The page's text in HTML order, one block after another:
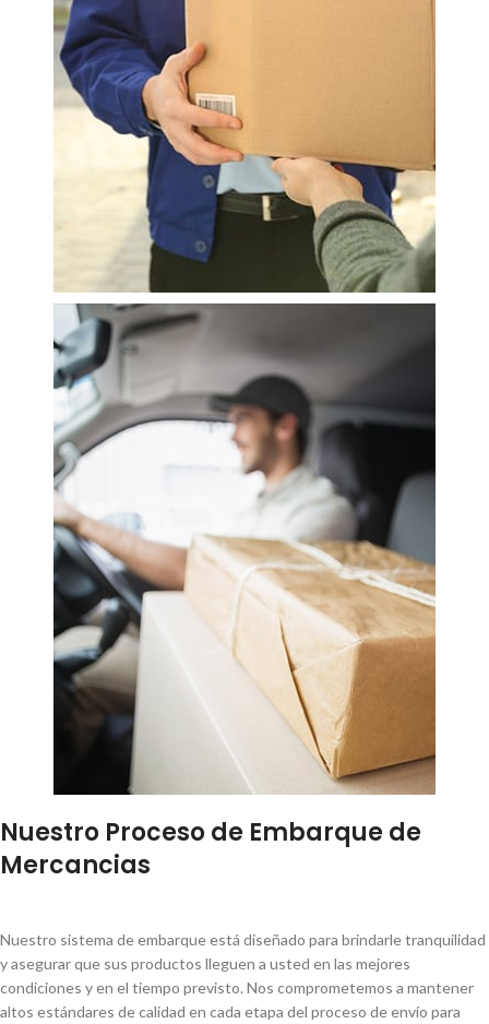
Nuestro Proceso de Embarque de
Mercancias
Nuestro sistema de embarque está diseñado para brindarle tranquilidad
y asegurar que sus productos lleguen a usted en las mejores
condiciones y en el tiempo previsto. Nos comprometemos a mantener
altos estándares de calidad en cada etapa del proceso de envío para